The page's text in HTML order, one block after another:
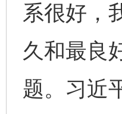
系很好，
久和最良
题。习近